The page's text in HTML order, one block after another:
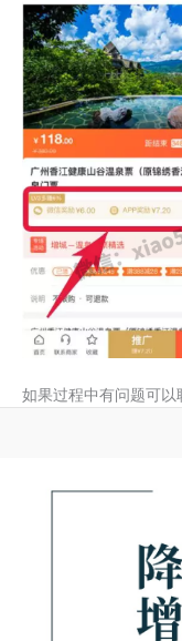
如果过程中有问题可以